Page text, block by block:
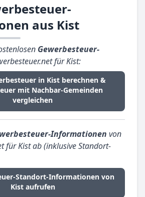
aus Kist
Gewerbesteuer-
für Kist:
in Kist berechnen &
mit Nachbar-Gemeinden
vergleichen
Informationen von
für Kist ab (inklusive Standort-
Standort-Informationen von
Kist aufrufen